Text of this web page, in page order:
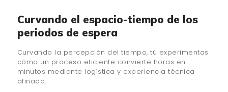
Curvando el espacio-tiempo de los
periodos de espera
Curvando la percepción del tiempo, tú experimentas
cómo un proceso eficiente convierte horas en
minutos mediante logística y experiencia técnica
afinada.